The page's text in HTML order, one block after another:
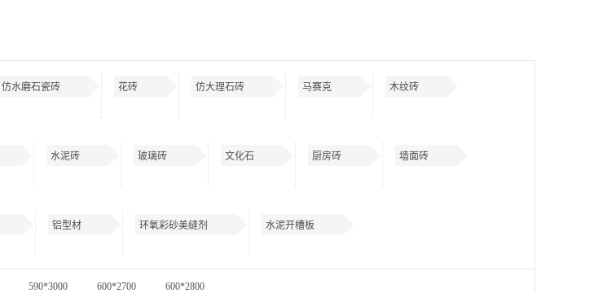
仿水磨石瓷砖 花砖 仿大理石砖 马赛克 木纹砖
水泥砖 玻璃砖 文化石 厨房砖 墙面砖
铝型材 环氧彩砂美缝剂 水泥开槽板
590*3000 600*2700 600*2800